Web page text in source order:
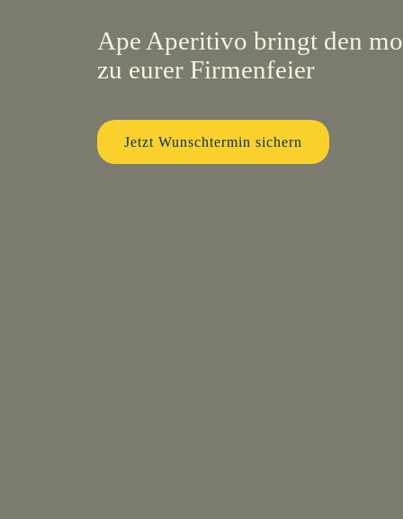
Ape Aperitivo bringt den
zu eurer Firmenfeier
Jetzt Wunschtermin sichern